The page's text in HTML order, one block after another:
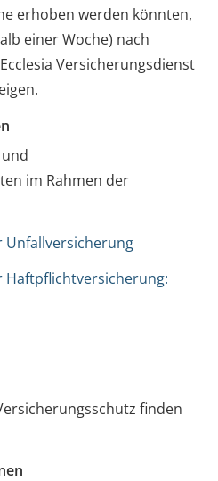
erhoben werden könnten,
einer Woche) nach
Versicherungsdienst
im Rahmen der
Unfallversicherung
Haftpflichtversicherung:
finden